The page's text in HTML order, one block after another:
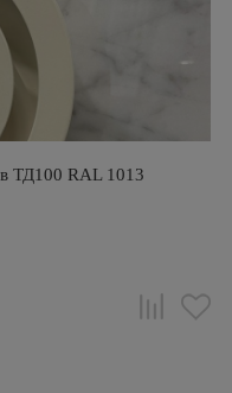
ТД100 RAL 1013